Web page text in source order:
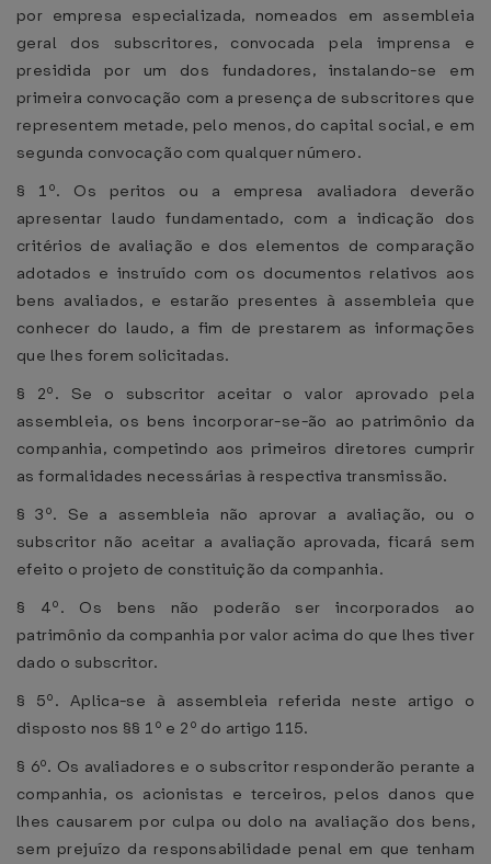
por empresa especializada, nomeados em assembleia
geral dos subscritores, convocada pela imprensa e
presidida por um dos fundadores, instalando-se em
primeira convocação com a presença de subscritores que
representem metade, pelo menos, do capital social, e em
segunda convocação com qualquer número.
§ 1º. Os peritos ou a empresa avaliadora deverão
apresentar laudo fundamentado, com a indicação dos
critérios de avaliação e dos elementos de comparação
adotados e instruído com os documentos relativos aos
bens avaliados, e estarão presentes à assembleia que
conhecer do laudo, a fim de prestarem as informações
que lhes forem solicitadas.
§ 2º. Se o subscritor aceitar o valor aprovado pela
assembleia, os bens incorporar-se-ão ao patrimônio da
companhia, competindo aos primeiros diretores cumprir
as formalidades necessárias à respectiva transmissão.
§ 3º. Se a assembleia não aprovar a avaliação, ou o
subscritor não aceitar a avaliação aprovada, ficará sem
efeito o projeto de constituição da companhia.
§ 4º. Os bens não poderão ser incorporados ao
patrimônio da companhia por valor acima do que lhes tiver
dado o subscritor.
§ 5º. Aplica-se à assembleia referida neste artigo o
disposto nos §§ 1º e 2º do artigo 115.
§ 6º. Os avaliadores e o subscritor responderão perante a
companhia, os acionistas e terceiros, pelos danos que
lhes causarem por culpa ou dolo na avaliação dos bens,
sem prejuízo da responsabilidade penal em que tenham